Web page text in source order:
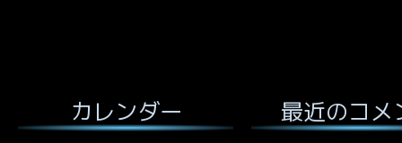
カレンダー 最近のコメ